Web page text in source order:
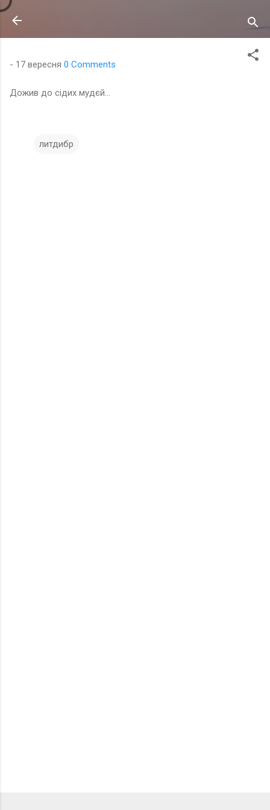
- 17 вересня 0 Comments
Дожив до сідих мудєй...
литдибр